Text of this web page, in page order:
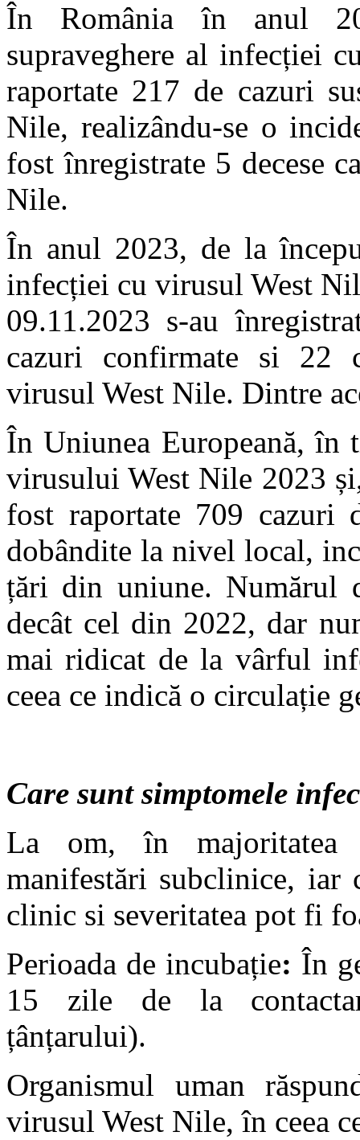
În România în anul
supraveghere al infecției
raportate 217 de cazuri
Nile, realizându-se o
fost înregistrate 5 decese
Nile.
În anul 2023, de la
infecției cu virusul West
09.11.2023 s-au
cazuri confirmate si 22
virusul West Nile. Dintre
În Uniunea Europeană, în
virusului West Nile 2023
fost raportate 709 cazuri
dobândite la nivel local,
țări din uniune. Numărul
decât cel din 2022, dar
mai ridicat de la vârful
ceea ce indică o circulație
Care sunt simptomele
La om, în majoritatea
manifestări subclinice, iar
clinic si severitatea pot fi
Perioada de incubație: În
15 zile de la
țânțarului).
Organismul uman
virusul West Nile, în ceea